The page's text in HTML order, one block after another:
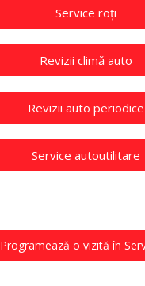
Service roți
Revizii climă auto
Revizii auto periodice
Service autoutilitare
Programează o vizită în